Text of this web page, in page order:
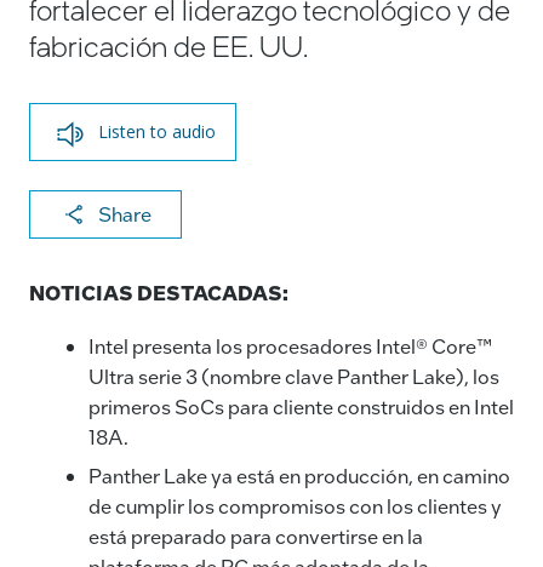
fortalecer el liderazgo tecnológico y de
fabricación de EE. UU.
Listen to audio
Share
X
a
c
b
o
k
k
e
dI
n
ai
Li
n
NOTICIAS DESTACADAS:
Intel presenta los procesadores Intel® Core™
Ultra serie 3 (nombre clave Panther Lake), los
primeros SoCs para cliente construidos en Intel
18A.
Panther Lake ya está en producción, en camino
de cumplir los compromisos con los clientes y
está preparado para convertirse en la